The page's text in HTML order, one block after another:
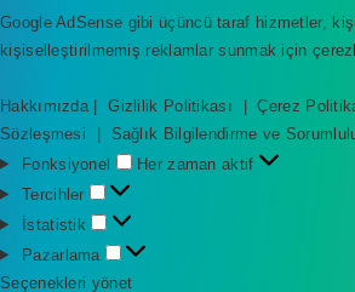
Google AdSense gibi üçüncü taraf hizmetler,
kişiselleştirilmemiş reklamlar sunmak için
Hakkımızda |Gizlilik Politikası |Çerez
Sözleşmesi
| Sağlık Bilgilendirme ve
Fonksiyonel
F
k
Her zaman aktif
Tercihler
T
e
r
İstatistik
İ
s
t
Pazarlama
P
a
Seçenekleri yönet